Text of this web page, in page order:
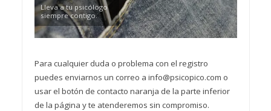
Lleva a tu psicólogo
siempre contigo.
Para cualquier duda o problema con el registro
puedes enviarnos un correo a info@psicopico.com o
usar el botón de contacto naranja de la parte inferior
de la página y te atenderemos sin compromiso.